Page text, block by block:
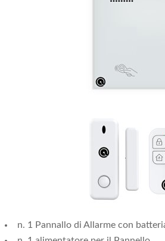
n. 1 Pannallo di Allarme con